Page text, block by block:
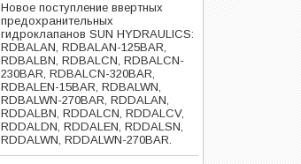
Новое поступление ввертных
предохранительных
гидроклапанов SUN HYDRAULICS:
RDBALAN, RDBALAN-125BAR,
RDBALBN, RDBALCN, RDBALCN-
230BAR, RDBALCN-320BAR,
RDBALEN-15BAR, RDBALWN,
RDBALWN-270BAR, RDDALAN,
RDDALBN, RDDALCN, RDDALCV,
RDDALDN, RDDALEN, RDDALSN,
RDDALWN, RDDALWN-270BAR.